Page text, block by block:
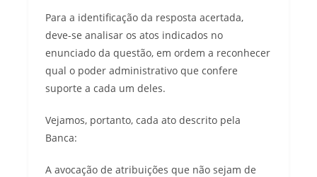
Para a identificação da resposta acertada,
deve-se analisar os atos indicados no
enunciado da questão, em ordem a reconhecer
qual o poder administrativo que confere
suporte a cada um deles.
Vejamos, portanto, cada ato descrito pela
Banca:
A avocação de atribuições que não sejam de